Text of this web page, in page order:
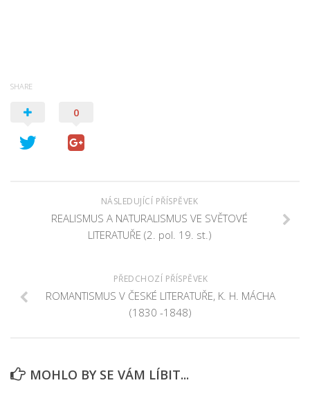
SHARE
0
NÁSLEDUJÍCÍ PŘÍSPĚVEK
REALISMUS A NATURALISMUS VE SVĚTOVÉ
LITERATUŘE (2. pol. 19. st.)
PŘEDCHOZÍ PŘÍSPĚVEK
ROMANTISMUS V ČESKÉ LITERATUŘE, K. H. MÁCHA
(1830 -1848)
MOHLO BY SE VÁM LÍBIT...